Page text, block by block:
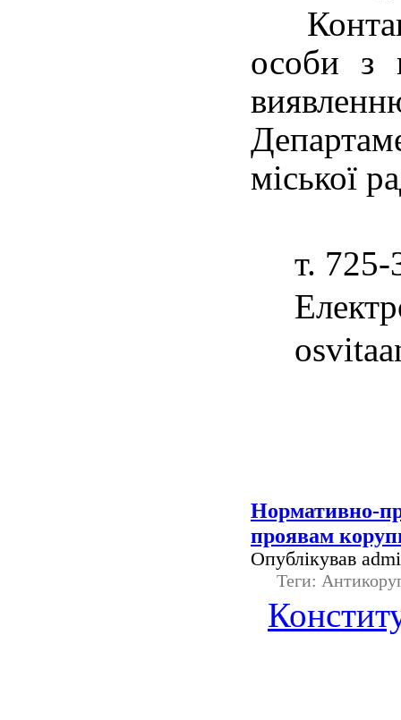
особи з
міської
т. 725-
Нормативно-
проявам
Опублікував
Теги: